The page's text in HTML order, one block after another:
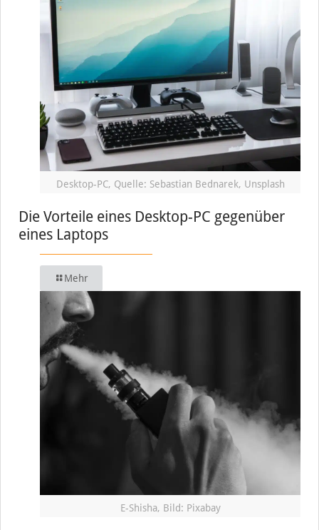
Desktop-PC, Quelle: Sebastian Bednarek, Unsplash
Die Vorteile eines Desktop-PC gegenüber
eines Laptops
Mehr
E-Shisha, Bild: Pixabay